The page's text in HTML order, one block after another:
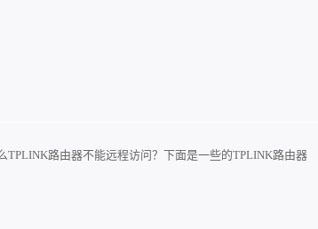
TPLINK路由器不能远程访问？下面是一些的TPLINK路由器